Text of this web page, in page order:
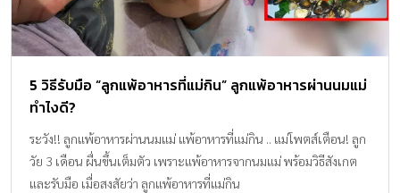
5 วิธีรับมือ “ลูกแพ้อาหารที่แม่กิน” ลูกแพ้อาหารผ่านนมแม่
ทำไงดี?
ระวัง!! ลูกแพ้อาหารผ่านนมแม่ แพ้อาหารที่แม่กิน .. แม่โพตส์เตือน! ลูก
วัย 3 เดือน ผื่นขึ้นเต็มตัว เพราะแพ้อาหารจากนมแม่ พร้อมวิธีสังเกต
และรับมือ เมื่อสงสัยว่า ลูกแพ้อาหารที่แม่กิน